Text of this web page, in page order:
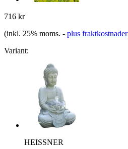
716 kr
(inkl. 25% moms. - plus fraktkostnader
Variant:
HEISSNER